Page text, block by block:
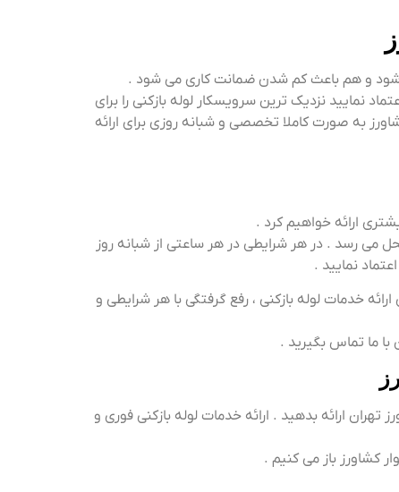
شود و هم باعث کم شدن ضمانت کاری می شود .
نمایید نزدیک ترین سرویسکار لوله بازکنی را برای
به صورت کاملا تخصصی و شبانه روزی برای ارائه
ارائه خواهیم کرد .
می رسد . در هر شرایطی در هر ساعتی از شبانه روز
نمایید .
خدمات لوله بازکنی ، رفع گرفتگی با هر شرایطی و
با ما تماس بگیرید .
تهران ارائه بدهید . ارائه خدمات لوله بازکنی فوری و
کشاورز باز می کنیم .